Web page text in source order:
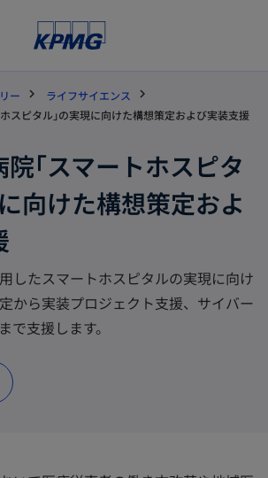
ー
ライフサイエンス
スピタル｣の実現に向けた構想策定および実装支援
｢スマートホスピタ
向けた構想策定およ
したスマートホスピタルの実現に向け
から実装プロジェクト支援、サイバー
で支援します。
し
い